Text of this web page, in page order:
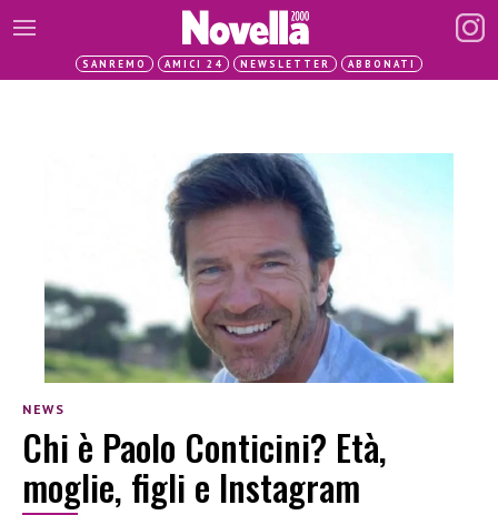
SANREMO AMICI 24 NEWSLETTER ABBONATI
NEWS
Chi è Paolo Conticini? Età,
moglie, figli e Instagram